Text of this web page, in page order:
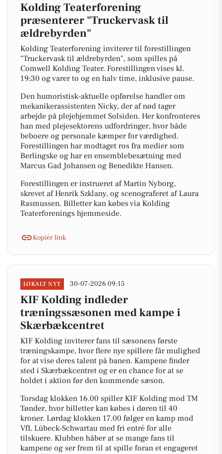
Kolding Teaterforening
præsenterer "Truckervask til
ældrebyrden"
Kolding Teaterforening inviterer til forestillingen
"Truckervask til ældrebyrden", som spilles på
Comwell Kolding Teater. Forestillingen vises kl.
19:30 og varer to og en halv time, inklusive pause.
Den humoristisk-aktuelle opførelse handler om
mekanikerassistenten Nicky, der af nød tager
arbejde på plejehjemmet Solsiden. Her konfronteres
han med plejesektorens udfordringer, hvor både
beboere og personale kæmper for værdighed.
Forestillingen har modtaget ros fra medier som
Berlingske og har en ensemblebesætning med
Marcus Gad Johansen og Benedikte Hansen.
Forestillingen er instrueret af Martin Nyborg,
skrevet af Henrik Szklany, og scenograferet af Laura
Rasmussen. Billetter kan købes via Kolding
Teaterforenings hjemmeside.
Kopiér link
LOKALT NYT 30-07-2026 09:15
KIF Kolding indleder
træningssæsonen med kampe i
Skærbækcentret
KIF Kolding inviterer fans til sæsonens første
træningskampe, hvor flere nye spillere får mulighed
for at vise deres talent på banen. Kampene finder
sted i Skærbækcentret og er en chance for at se
holdet i aktion før den kommende sæson.
Torsdag klokken 16.00 spiller KIF Kolding mod TM
Tønder, hvor billetter kan købes i døren til 40
kroner. Lørdag klokken 17.00 følger en kamp mod
VfL Lübeck-Schwartau med fri entré for alle
tilskuere. Klubben håber at se mange fans til
kampene og ser frem til at spille foran et engageret